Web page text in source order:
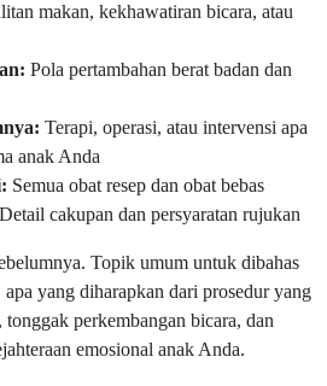
makan, kekhawatiran bicara, atau
Pola pertambahan berat badan dan
Terapi, operasi, atau intervensi apa
anak Anda
Semua obat resep dan obat bebas
Detail cakupan dan persyaratan rujukan
Topik umum untuk dibahas
yang diharapkan dari prosedur yang
perkembangan bicara, dan
emosional anak Anda.